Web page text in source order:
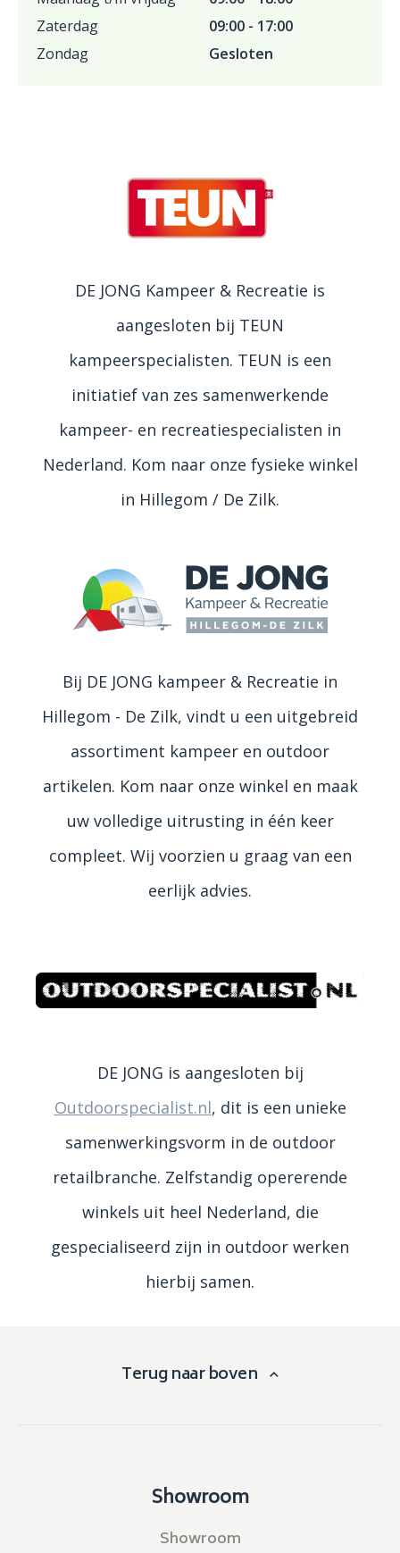
Zaterdag
09:00 - 17:00
Zondag
Gesloten
DE JONG Kampeer & Recreatie is
aangesloten bij TEUN
kampeerspecialisten. TEUN is een
initiatief van zes samenwerkende
kampeer- en recreatiespecialisten in
Nederland. Kom naar onze fysieke winkel
in Hillegom / De Zilk.
Bij DE JONG kampeer & Recreatie in
Hillegom - De Zilk, vindt u een uitgebreid
assortiment kampeer en outdoor
artikelen. Kom naar onze winkel en maak
uw volledige uitrusting in één keer
compleet. Wij voorzien u graag van een
eerlijk advies.
DE JONG is aangesloten bij
Outdoorspecialist.nl, dit is een unieke
samenwerkingsvorm in de outdoor
retailbranche. Zelfstandig opererende
winkels uit heel Nederland, die
gespecialiseerd zijn in outdoor werken
hierbij samen.
Terug naar boven
Showroom
Showroom